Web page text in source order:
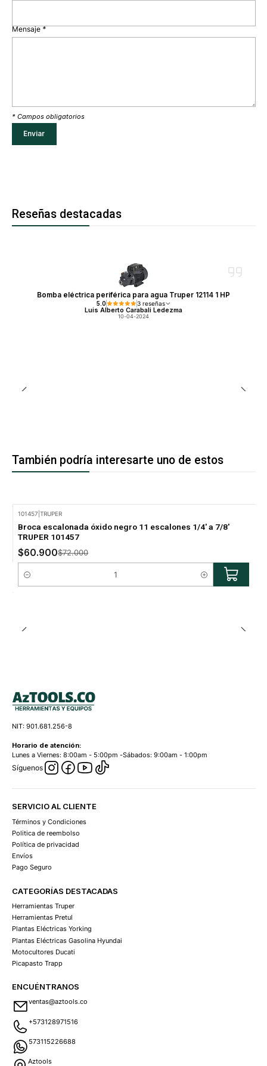
Mensaje*
* Campos obligatorios
Reseñas destacadas
Bomba eléctrica periférica para agua Truper 12114 1 HP
5.0 3 reseñas
Luis Alberto Carabali Ledezma
10-04-2024
También podría interesarte uno de estos
101457 |TRUPER
Broca escalonada óxido negro 11 escalones 1/4' a 7/8'
TRUPER 101457
$60.900$72.000
Cantidad
NIT: 901.681.256-8
Horario de atención:
Lunes a Viernes: 8:00am - 5:00pm -Sábados: 9:00am - 1:00pm
Síguenos
SERVICIO AL CLIENTE
Términos y Condiciones
Politica de reembolso
Política de privacidad
Envíos
Pago Seguro
CATEGORÍAS DESTACADAS
Herramientas Truper
Herramientas Pretul
Plantas Eléctricas Yorking
Plantas Eléctricas Gasolina Hyundai
Motocultores Ducati
Picapasto Trapp
ENCUÉNTRANOS
ventas@aztools.co
+573128971516
573115226688
Aztools